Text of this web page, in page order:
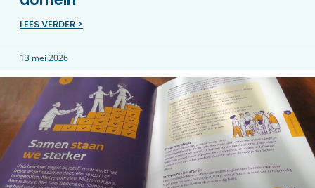
LEES VERDER >
13 mei 2026